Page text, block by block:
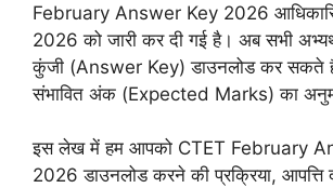
February Answer Key 2026
2026 को जारी कर दी गई है। अब सभी
कुंजी (Answer Key) डाउनलोड कर सकते
संभावित अंक (Expected Marks) का
इस लेख में हम आपको CTET February
2026 डाउनलोड करने की प्रक्रिया, आपत्ति